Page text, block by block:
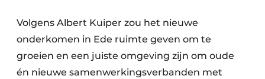
Volgens Albert Kuiper zou het nieuwe
onderkomen in Ede ruimte geven om te
groeien en een juiste omgeving zijn om oude
én nieuwe samenwerkingsverbanden met